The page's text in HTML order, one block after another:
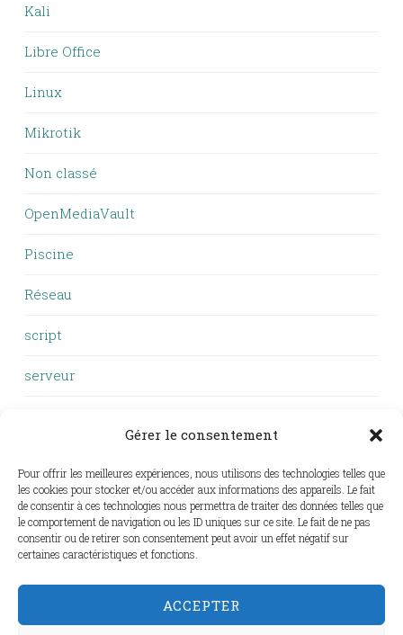
Gérer le consentement
Pour offrir les meilleures expériences, nous utilisons des technologies telles que
les cookies pour stocker et/ou accéder aux informations des appareils. Le fait
de consentir à ces technologies nous permettra de traiter des données telles que
le comportement de navigation ou les ID uniques sur ce site. Le fait de ne pas
consentir ou de retirer son consentement peut avoir un effet négatif sur
certaines caractéristiques et fonctions.
ACCEPTER
Kali
Libre Office
Linux
Mikrotik
Non classé
OpenMediaVault
Piscine
Réseau
script
serveur
WSL
Zigbee